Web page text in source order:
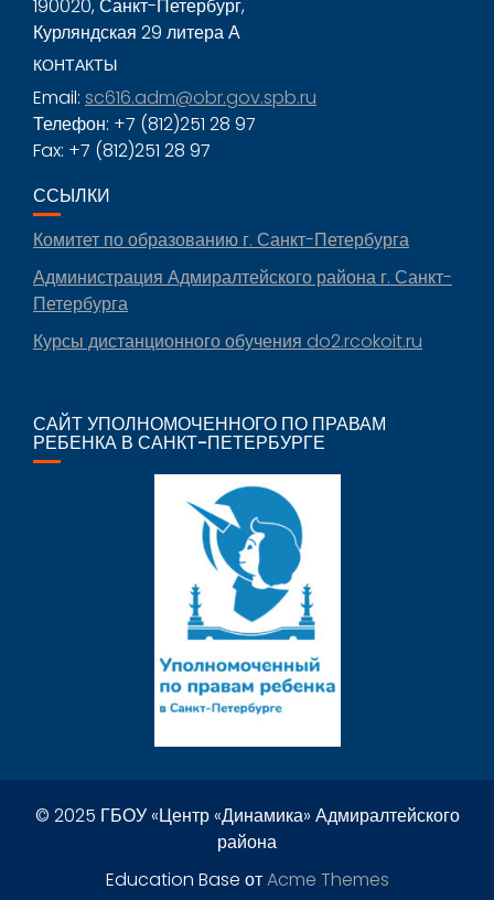
190020, Санкт-Петербург,
Курляндская 29 литера А
КОНТАКТЫ
Email: sc616.adm@obr.gov.spb.ru
Телефон: +7 (812)251 28 97
Fax: +7 (812)251 28 97
ССЫЛКИ
Комитет по образованию г. Санкт-Петербурга
Администрация Адмиралтейского района г. Санкт-
Петербурга
Курсы дистанционного обучения do2.rcokoit.ru
САЙТ УПОЛНОМОЧЕННОГО ПО ПРАВАМ
РЕБЕНКА В САНКТ-ПЕТЕРБУРГЕ
© 2025 ГБОУ «Центр «Динамика» Адмиралтейского
района
Education Base отAcme Themes